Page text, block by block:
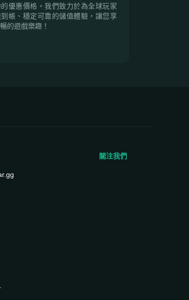
優惠價格。我們致力於為全球玩家
帳、穩定可靠的儲值體驗，讓您享
的遊戲樂趣！
關注我們